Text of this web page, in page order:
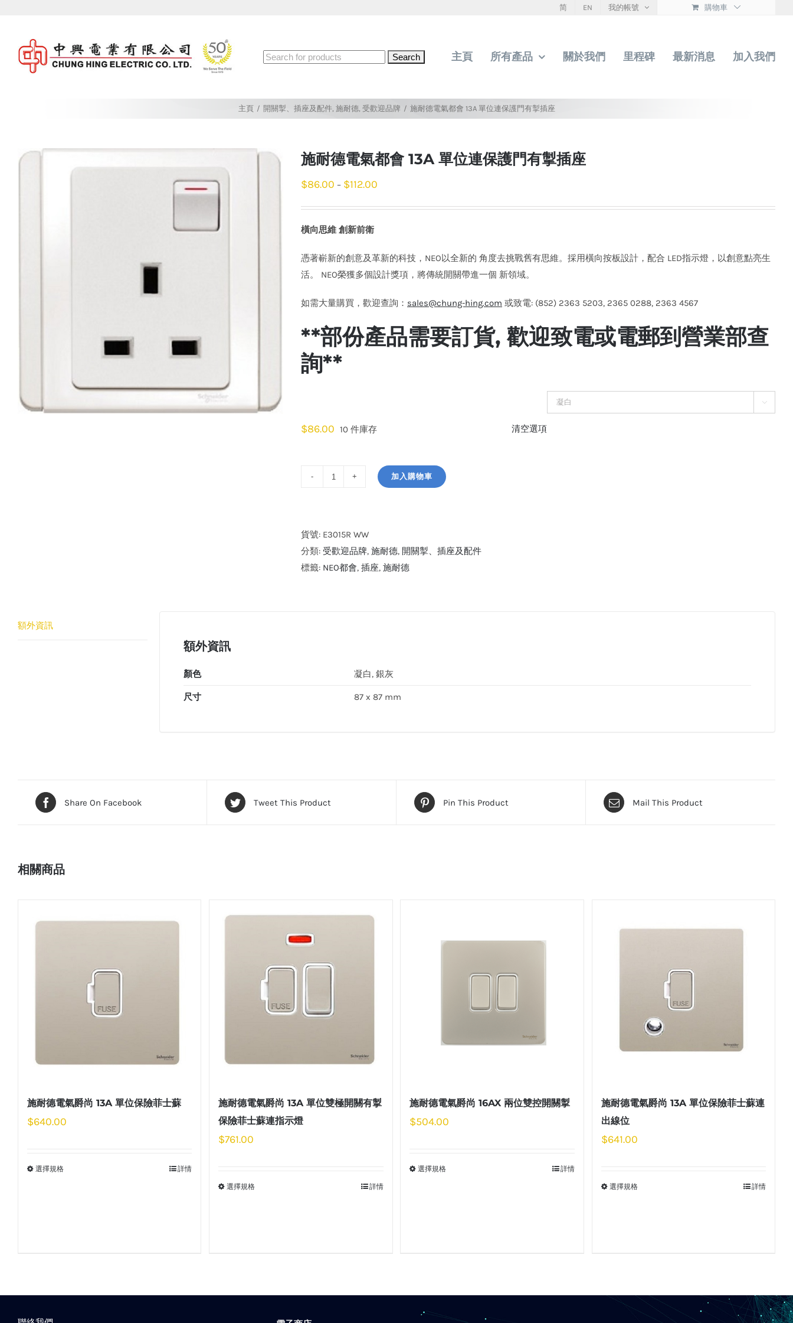
content
简 EN 我的帳號 購物車
主頁 所有產品 關於我們 里程碑 最新消息 加入我們
Search
主頁 / 開關掣、插座及配件, 施耐德, 受歡迎品牌 / 施耐德電氣都會 13A 單位連保護門有掣插座
施耐德電氣都會 13A 單位連保護門有掣插座
$86.00 – $112.00
橫向思維 創新前衛
憑著嶄新的創意及革新的科技，NEO以全新的 角度去挑戰舊有思維。採用橫向按板設計，配合 LED指示燈，以創意點亮生
活。 NEO榮獲多個設計獎項，將傳統開關帶進一個 新領域。
如需大量購買，歡迎查詢： sales@chung-hing.com 或致電: (852) 2363 5203, 2365 0288, 2363 4567
**部份產品需要訂貨, 歡迎致電或電郵到營業部查
詢**

$86.00 10 件庫存 清空選項
電
氣
都
加入購物車
貨號: E3015R WW
分類: 受歡迎品牌, 施耐德, 開關掣、插座及配件
標籤: NEO都會, 插座, 施耐德
額外資訊
額外資訊
顏色 凝白, 銀灰
尺寸 87 x 87 mm
Share On Facebook Tweet This Product Pin This Product Mail This Product
相關商品
施耐德電氣爵尚 13A 單位保險菲士蘇
$640.00
選擇規格 詳情
施耐德電氣爵尚 13A 單位雙極開關有掣
保險菲士蘇連指示燈
$761.00
選擇規格 詳情
施耐德電氣爵尚 16AX 兩位雙控開關掣
$504.00
選擇規格 詳情
施耐德電氣爵尚 13A 單位保險菲士蘇連
出線位
$641.00
選擇規格 詳情